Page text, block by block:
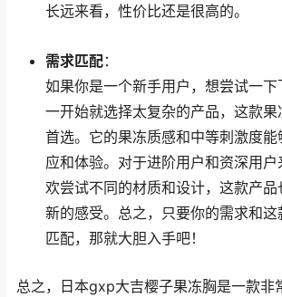
长远来看，性价比还是很高的。
需求匹配：
如果你是一个新手用户，想尝试一
一开始就选择太复杂的产品，这款
首选。它的果冻质感和中等刺激度
应和体验。对于进阶用户和资深用
欢尝试不同的材质和设计，这款产
新的感受。总之，只要你的需求和
匹配，那就大胆入手吧！
总之，日本gxp大吉樱子果冻胸是一款非